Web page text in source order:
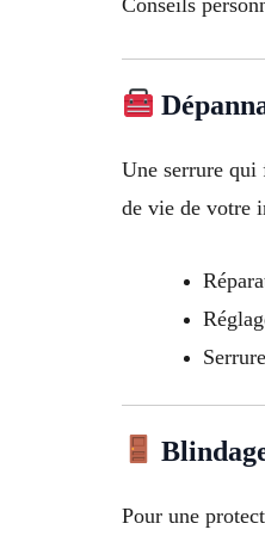
Conseils
Une serrure qui
de vie de votre
Pour une